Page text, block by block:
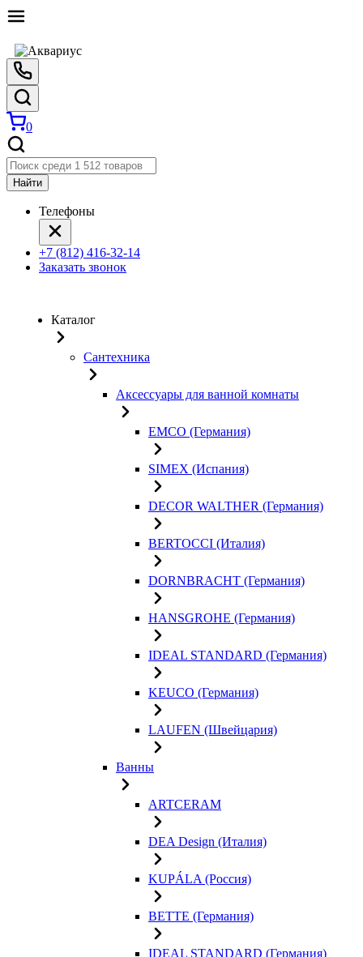
0
Найти
Телефоны
+7 (812) 416-32-14
Заказать звонок
Каталог
Сантехника
Аксессуары для ванной комнаты
EMCO (Германия)
SIMEX (Испания)
DECOR WALTHER (Германия)
BERTOCCI (Италия)
DORNBRACHT (Германия)
HANSGROHE (Германия)
IDEAL STANDARD (Германия)
KEUCO (Германия)
LAUFEN (Швейцария)
Ванны
ARTCERAM
DEA Design (Италия)
KUPÁLA (Россия)
BETTE (Германия)
IDEAL STANDARD (Германия)